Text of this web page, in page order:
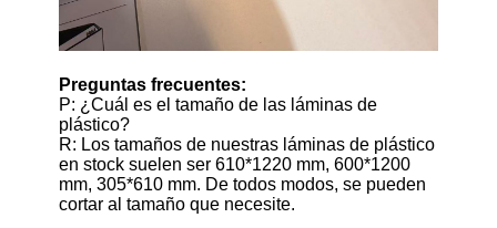
Preguntas frecuentes:
P: ¿Cuál es el tamaño de las láminas de
plástico?
R: Los tamaños de nuestras láminas de plástico
en stock suelen ser 610*1220 mm, 600*1200
mm, 305*610 mm. De todos modos, se pueden
cortar al tamaño que necesite.